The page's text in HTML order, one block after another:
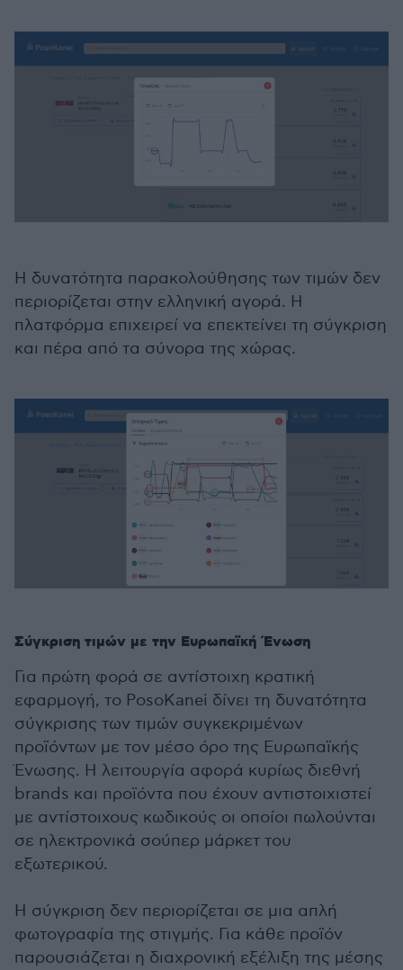
Η δυνατότητα παρακολούθησης των τιμών δεν
περιορίζεται στην ελληνική αγορά. Η
πλατφόρμα επιχειρεί να επεκτείνει τη σύγκριση
και πέρα από τα σύνορα της χώρας.
Σύγκριση τιμών με την Ευρωπαϊκή Ένωση
Για πρώτη φορά σε αντίστοιχη κρατική
εφαρμογή, το PosoKanei δίνει τη δυνατότητα
σύγκρισης των τιμών συγκεκριμένων
προϊόντων με τον μέσο όρο της Ευρωπαϊκής
Ένωσης. Η λειτουργία αφορά κυρίως διεθνή
brands και προϊόντα που έχουν αντιστοιχιστεί
με αντίστοιχους κωδικούς οι οποίοι πωλούνται
σε ηλεκτρονικά σούπερ μάρκετ του
εξωτερικού.
Η σύγκριση δεν περιορίζεται σε μια απλή
φωτογραφία της στιγμής. Για κάθε προϊόν
παρουσιάζεται η διαχρονική εξέλιξη της μέσης